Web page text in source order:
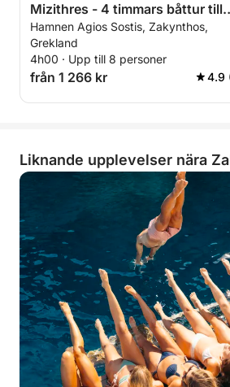
Mizithres - 4 timmars båttur till
sköldpaddsskådning,
Island, Keri-grottorna och
Mizithres Beach
Hamnen Agios Sostis, Zakynthos,
Grekland
4h00 · Upp till 8 personer
från 1 266 kr 4.9
Liknande upplevelser nära